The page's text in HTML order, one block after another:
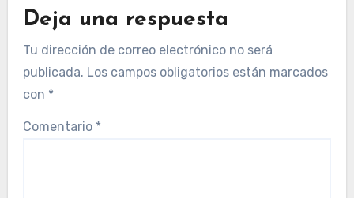
Deja una respuesta
Tu dirección de correo electrónico no será
publicada. Los campos obligatorios están marcados
con *
Comentario *